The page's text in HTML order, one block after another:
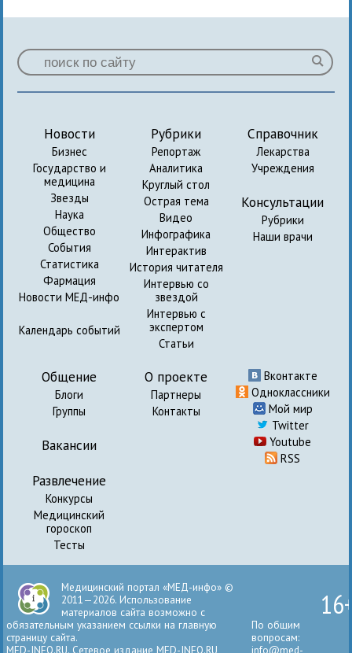
Новости
Бизнес
Государство и
медицина
Звезды
Наука
Общество
События
Статистика
Фармация
Новости МЕД-инфо
Календарь событий
Рубрики
Репортаж
Аналитика
Круглый стол
Острая тема
Видео
Инфографика
Интерактив
История читателя
Интервью со
звездой
Интервью с
экспертом
Статьи
Справочник
Лекарства
Учреждения
Консультации
Рубрики
Наши врачи
Общение
Блоги
Группы
Вакансии
Развлечение
Конкурсы
Медицинский
гороскоп
Тесты
О проекте
Партнеры
Контакты
Вконтакте
Одноклассники
Мой мир
Twitter
Youtube
RSS
Медицинский портал «МЕД-инфо» ©
2011—2026. Использование
материалов сайта возможно с
обязательным указанием ссылки на главную
страницу сайта.
MED-INFO.RU. Сетевое издание MED-INFO.RU
По общим
вопросам:
info@med-